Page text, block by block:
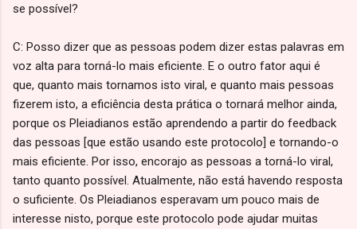
se possível?
C: Posso dizer que as pessoas podem dizer estas palavras em
voz alta para torná-lo mais eficiente. E o outro fator aqui é
que, quanto mais tornamos isto viral, e quanto mais pessoas
fizerem isto, a eficiência desta prática o tornará melhor ainda,
porque os Pleiadianos estão aprendendo a partir do feedback
das pessoas [que estão usando este protocolo] e tornando-o
mais eficiente. Por isso, encorajo as pessoas a torná-lo viral,
tanto quanto possível. Atualmente, não está havendo resposta
o suficiente. Os Pleiadianos esperavam um pouco mais de
interesse nisto, porque este protocolo pode ajudar muitas